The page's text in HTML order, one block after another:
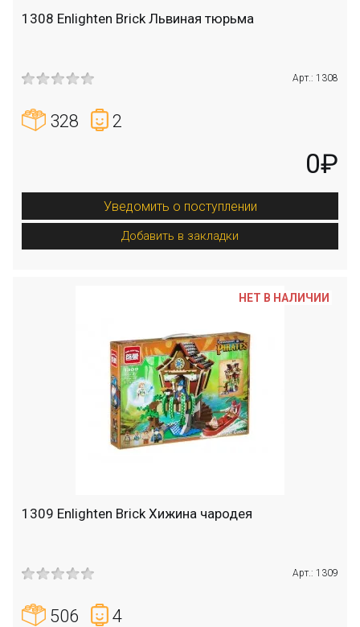
1308 Enlighten Brick Львиная тюрьма
Арт.: 1308
328 2
0₽
Уведомить о поступлении
Добавить в закладки
1309 Enlighten Brick Хижина чародея
Арт.: 1309
506 4
НЕТ В НАЛИЧИИ